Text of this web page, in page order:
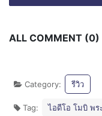
ALL COMMENT (0)
Category: รีวิว
Tag: ไอดีโอ โมบิ พร